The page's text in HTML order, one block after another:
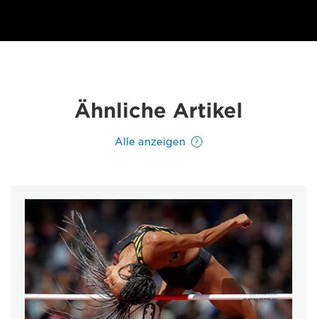
Ähnliche Artikel
Alle anzeigen